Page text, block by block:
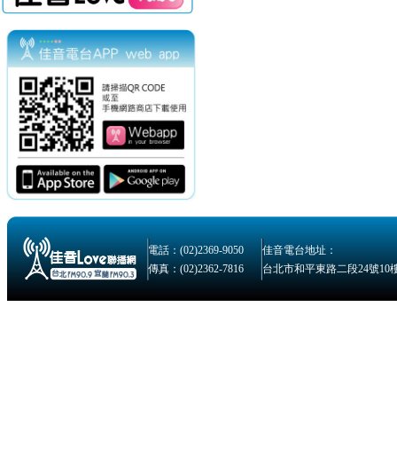
電話：(02)2369-9050
佳音電台地址：
傳真：(02)2362-7816
台北市和平東路二段24號10